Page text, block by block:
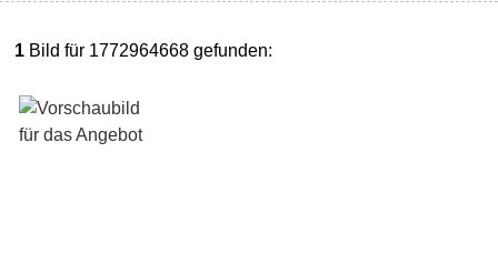
1 Bild für 1772964668 gefunden: